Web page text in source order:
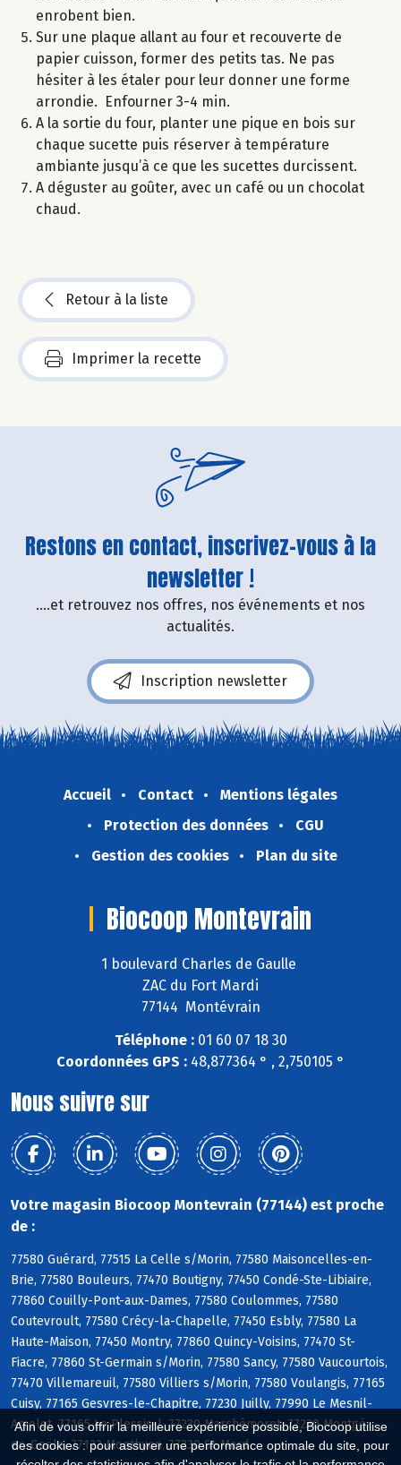
Afin de vous offrir la meilleure expérience possible, Biocoop utilise
des cookies : pour assurer une performance optimale du site, pour
enrobent bien.
Sur une plaque allant au four et recouverte de
papier cuisson, former des petits tas. Ne pas
hésiter à les étaler pour leur donner une forme
arrondie. Enfourner 3-4 min.
A la sortie du four, planter une pique en bois sur
chaque sucette puis réserver à température
ambiante jusqu’à ce que les sucettes durcissent.
A déguster au goûter, avec un café ou un chocolat
chaud.
Retour à la liste
Imprimer la recette
Restons en contact, inscrivez-vous à la
newsletter !
....et retrouvez nos offres, nos événements et nos
actualités.
Inscription newsletter
Accueil Contact
Mentions légales
Protection des données
CGU
Gestion des cookies
Plan du site
Biocoop Montevrain
1 boulevard Charles de Gaulle
ZAC du Fort Mardi
77144 Montévrain
Téléphone :01 60 07 18 30
Coordonnées GPS : 48,877364 ° , 2,750105 °
Nous suivre sur
Votre magasin Biocoop Montevrain (77144) est proche
de :
77580 Guérard, 77515 La Celle s/Morin, 77580 Maisoncelles-en-
Brie, 77580 Bouleurs, 77470 Boutigny, 77450 Condé-Ste-Libiaire,
77860 Couilly-Pont-aux-Dames, 77580 Coulommes, 77580
Coutevroult, 77580 Crécy-la-Chapelle, 77450 Esbly, 77580 La
Haute-Maison, 77450 Montry, 77860 Quincy-Voisins, 77470 St-
Fiacre, 77860 St-Germain s/Morin, 77580 Sancy, 77580 Vaucourtois,
77470 Villemareuil, 77580 Villiers s/Morin, 77580 Voulangis, 77165
Cuisy, 77165 Gesvres-le-Chapitre, 77230 Juilly, 77990 Le Mesnil-
Amelot, 77165 Le Plessis-l, 77230 Marchémoret, 77230 Montgé-
en-Goële, 77122 Monthyon, 77230 St-Mard